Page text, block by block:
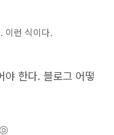
이런 식이다.
야 한다. 블로그 어떻